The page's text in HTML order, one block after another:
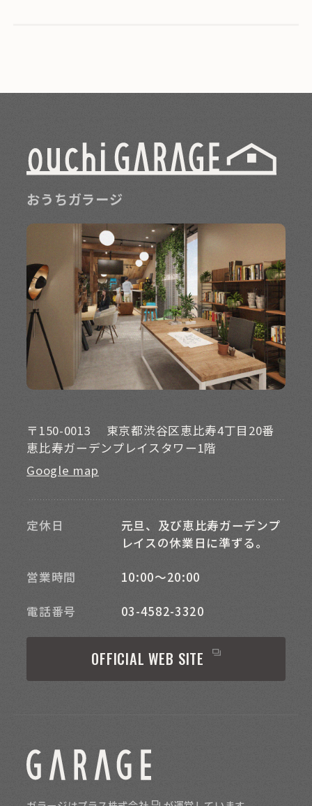
おうちガラージ
〒150-0013
東京都渋谷区恵比寿4丁目20番
恵比寿ガーデンプレイスタワー1階
Google map
定休日
元旦、及び恵比寿ガーデンプ
レイスの休業日に準ずる。
営業時間 10:00～20:00
電話番号 03-4582-3320
OFFICIAL WEB SITE